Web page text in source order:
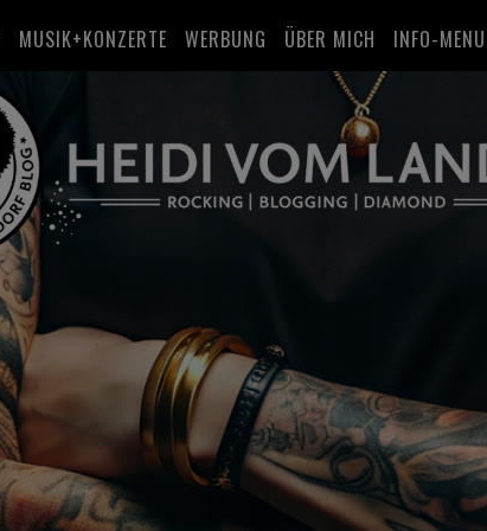
MUSIK+KONZERTE WERBUNG ÜBER MICH INFO-